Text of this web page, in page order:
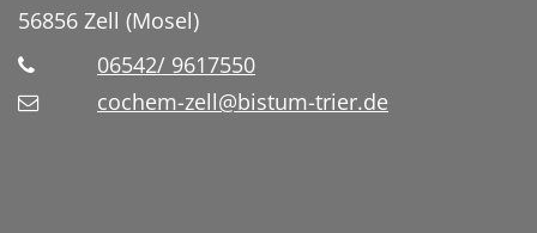
56856 Zell (Mosel)
06542/ 9617550
cochem-zell@bistum-trier.de